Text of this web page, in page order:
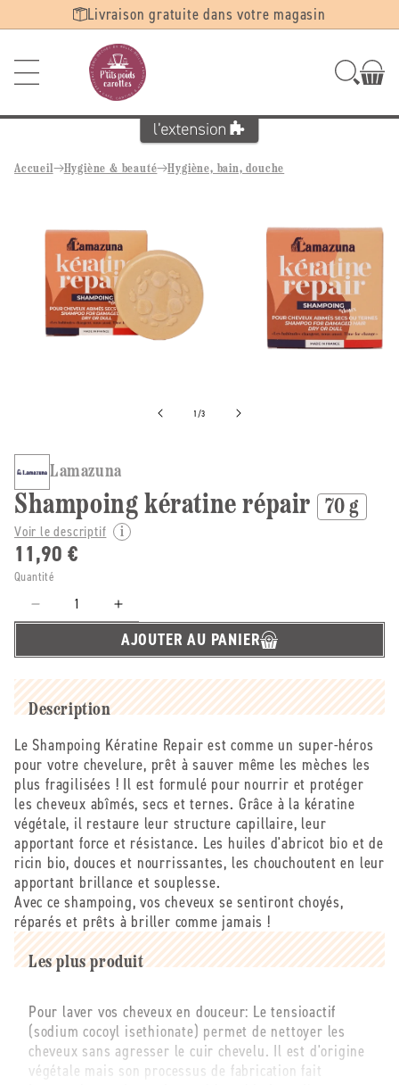
Ignorer et
passer au Livraison gratuite dans votre magasin
Accueil Hygiène & beauté Hygiène, bain, douche
1 /de3
Lamazuna
Shampoing kératine répair 70 g
Voir le descriptif
11,90 €
Quantité
Réduire
Lamazuna
-
Shampoing
kératine
répair
Augmenter
la
quantité
Lamazuna
-
Shampoing
kératine
répair
AJOUTER AU PANIER
Description
Le Shampoing Kératine Repair est comme un super-héros
pour votre chevelure, prêt à sauver même les mèches les
plus fragilisées ! Il est formulé pour nourrir et protéger
les cheveux abîmés, secs et ternes. Grâce à la kératine
végétale, il restaure leur structure capillaire, leur
apportant force et résistance. Les huiles d'abricot bio et de
ricin bio, douces et nourrissantes, les chouchoutent en leur
apportant brillance et souplesse.
Avec ce shampoing, vos cheveux se sentiront choyés,
réparés et prêts à briller comme jamais !
Les plus produit
Pour laver vos cheveux en douceur: Le tensioactif
(sodium cocoyl isethionate) permet de nettoyer les
cheveux sans agresser le cuir chevelu. Il est d'origine
végétale mais son processus de fabrication fait